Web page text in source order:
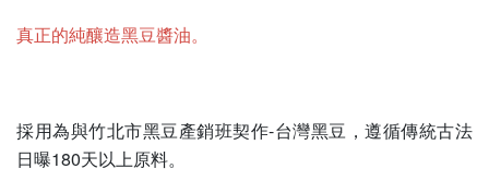
真正的純釀造黑豆醬油。
採用為與竹北市黑豆產銷班契作-台灣黑豆，遵循傳統古法
日曝180天以上原料。